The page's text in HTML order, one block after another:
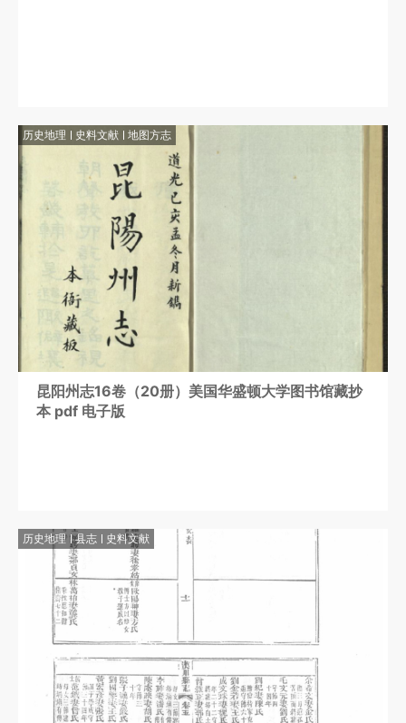
历史地理 史料文献 地图方志
昆阳州志16卷（20册）美国华盛顿大学图书馆藏抄
本 pdf 电子版
历史地理 县志 史料文献